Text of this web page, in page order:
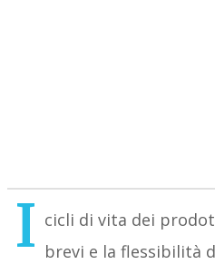
I cicli di vita dei
brevi e la flessibilità